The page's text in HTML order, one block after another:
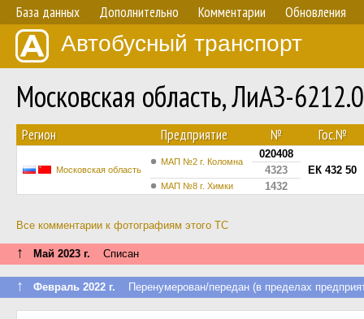
База данных Дополнительно Комментарии Обновления
Автобусный транспорт
Московская область, ЛиАЗ-
Регион Предприятие № Гос.№
Московская область
МАП №2 г. Коломна
020408
ЕК 432 50
4323
МАП №8 г. Химки 1432
Все комментарии к фотографиям этого ТС
↑ Май 2023 г. Списан
↑ Февраль 2022 г. Перенумерован/передан (в пределах